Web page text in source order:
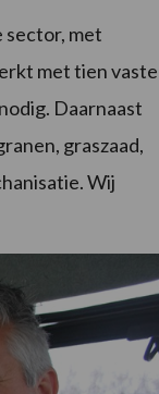
sector, met
met tien vaste
Daarnaast
graszaad,
Wij